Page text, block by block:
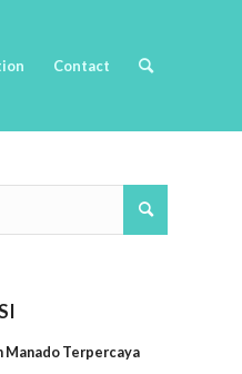
Contact
Manado Terpercaya